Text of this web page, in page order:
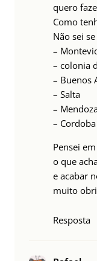
quero
Como
Não sei
–
– colonia
– Buenos
– Salta
–
– Cordoba
Pensei
o que
e acabar
muito
Resposta